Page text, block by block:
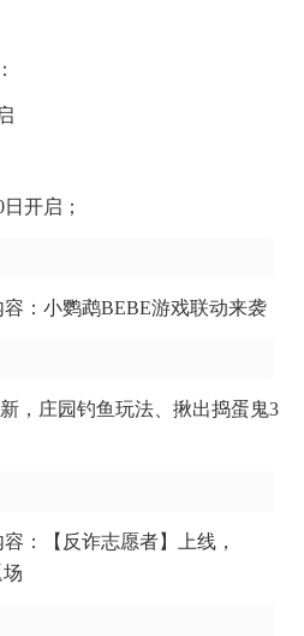
开启；
：小鹦鹉BEBE游戏联动来袭
，庄园钓鱼玩法、揪出捣蛋鬼3
：【反诈志愿者】上线，